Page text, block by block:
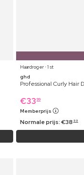
Haardroger ⋅ 1 st
ghd
Professional Curly Hair
€33 99
Memberprijs
Normale prijs:€38 99